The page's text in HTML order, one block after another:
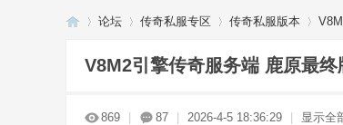
论坛 传奇私服专区 传奇私服版本
V8M2引擎传奇服务端 鹿原最
869 87 2026-4-5 18:36:29 显示全